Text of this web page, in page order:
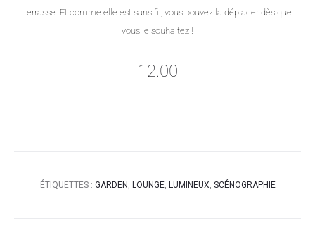
terrasse. Et comme elle est sans fil, vous pouvez la déplacer dès que
vous le souhaitez !
12.00
ÉTIQUETTES : GARDEN LOUNGE, LUMINEUX SCÉNOGRAPHIE